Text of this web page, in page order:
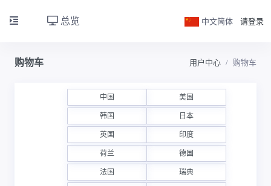
总览 中文简体 请登录
购物车 用户中心 购物车
中国 美国
韩国 日本
英国 印度
荷兰 德国
法国 瑞典